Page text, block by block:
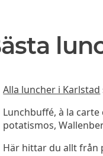
Alla luncher i Karlstad
Lunchbuffé, à la
potatismos,
Här hittar du allt från